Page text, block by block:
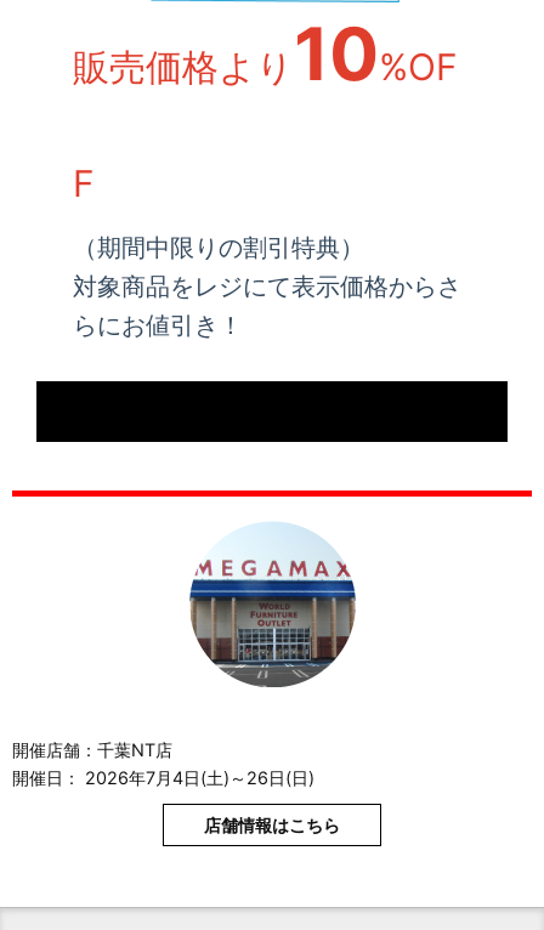
販売価格より 10%OF
F
（期間中限りの割引特典）
対象商品をレジにて表示価格からさ
らにお値引き！
開催店舗：千葉NT店
開催日： 2026年7月4日(土)～26日(日)
店舗情報はこちら